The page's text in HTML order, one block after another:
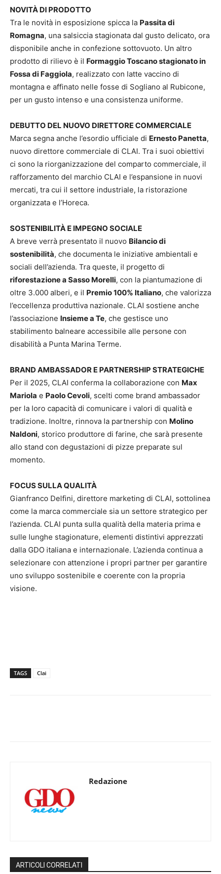
NOVITÀ DI PRODOTTO
Tra le novità in esposizione spicca la Passita di
Romagna, una salsiccia stagionata dal gusto delicato, ora
disponibile anche in confezione sottovuoto. Un altro
prodotto di rilievo è il Formaggio Toscano stagionato in
Fossa di Faggiola, realizzato con latte vaccino di
montagna e affinato nelle fosse di Sogliano al Rubicone,
per un gusto intenso e una consistenza uniforme.
DEBUTTO DEL NUOVO DIRETTORE COMMERCIALE
Marca segna anche l’esordio ufficiale di Ernesto Panetta,
nuovo direttore commerciale di CLAI. Tra i suoi obiettivi
ci sono la riorganizzazione del comparto commerciale, il
rafforzamento del marchio CLAI e l’espansione in nuovi
mercati, tra cui il settore industriale, la ristorazione
organizzata e l’Horeca.
SOSTENIBILITÀ E IMPEGNO SOCIALE
A breve verrà presentato il nuovo Bilancio di
sostenibilità, che documenta le iniziative ambientali e
sociali dell’azienda. Tra queste, il progetto di
riforestazione a Sasso Morelli, con la piantumazione di
oltre 3.000 alberi, e il Premio 100% Italiano, che valorizza
l’eccellenza produttiva nazionale. CLAI sostiene anche
l’associazione Insieme a Te, che gestisce uno
stabilimento balneare accessibile alle persone con
disabilità a Punta Marina Terme.
BRAND AMBASSADOR E PARTNERSHIP STRATEGICHE
Per il 2025, CLAI conferma la collaborazione con Max
Mariola e Paolo Cevoli, scelti come brand ambassador
per la loro capacità di comunicare i valori di qualità e
tradizione. Inoltre, rinnova la partnership con Molino
Naldoni, storico produttore di farine, che sarà presente
allo stand con degustazioni di pizze preparate sul
momento.
FOCUS SULLA QUALITÀ
Gianfranco Delfini, direttore marketing di CLAI, sottolinea
come la marca commerciale sia un settore strategico per
l’azienda. CLAI punta sulla qualità della materia prima e
sulle lunghe stagionature, elementi distintivi apprezzati
dalla GDO italiana e internazionale. L’azienda continua a
selezionare con attenzione i propri partner per garantire
uno sviluppo sostenibile e coerente con la propria
visione.
TAGS Clai
Redazione
ARTICOLI CORRELATI